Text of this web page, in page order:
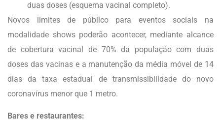
duas doses (esquema vacinal completo).
Novos limites de público para eventos sociais na
modalidade shows poderão acontecer, mediante alcance
de cobertura vacinal de 70% da população com duas
doses das vacinas e a manutenção da média móvel de 14
dias da taxa estadual de transmissibilidade do novo
coronavírus menor que 1 metro.
Bares e restaurantes: